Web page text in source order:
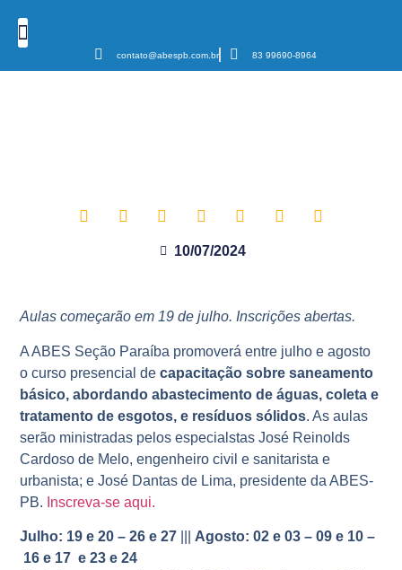
contato@abespb.com.br 83 99690-8964
10/07/2024
Aulas começarão em 19 de julho. Inscrições abertas.
A ABES Seção Paraíba promoverá entre julho e agosto
o curso presencial decapacitação sobre saneamento
básico, abordando abastecimento de águas, coleta e
tratamento de esgotos, e resíduos sólidos. As aulas
serão ministradas pelos especialstas José Reinolds
Cardoso de Melo, engenheiro civil e sanitarista e
urbanista; e José Dantas de Lima, presidente da ABES-
PB. Inscreva-se aqui.
Julho: 19 e 20 – 26 e 27
Agosto: 02 e 03 – 09 e 10 –
16 e 17 e 23 e 24